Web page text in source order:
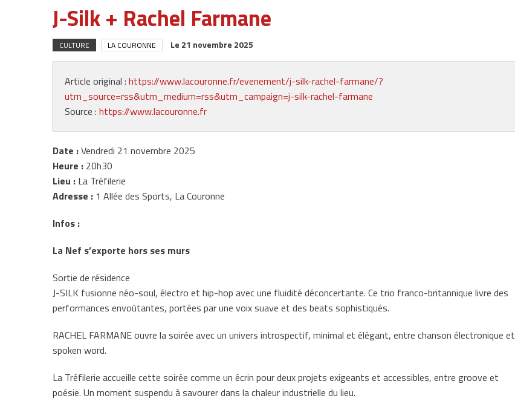
J-Silk + Rachel Farmane
CULTURE LA COURONNE Le 21 novembre 2025
Article original : https://www.lacouronne.fr/evenement/j-silk-rachel-farmane/?
utm_source=rss&utm_medium=rss&utm_campaign=j-silk-rachel-farmane
Source : https://www.lacouronne.fr
Date :Vendredi 21 novembre 2025
Heure : 20h30
Lieu : La Tréfilerie
Adresse : 1 Allée des Sports, La Couronne
Infos :
La Nef s’exporte hors ses murs
Sortie de résidence
J-SILK fusionne néo-soul, électro et hip-hop avec une fluidité déconcertante. Ce trio franco-britannique livre des
performances envoûtantes, portées par une voix suave et des beats sophistiqués.
RACHEL FARMANE ouvre la soirée avec un univers introspectif, minimal et élégant, entre chanson électronique et
spoken word.
La Tréfilerie accueille cette soirée comme un écrin pour deux projets exigeants et accessibles, entre groove et
poésie. Un moment suspendu à savourer dans la chaleur industrielle du lieu.